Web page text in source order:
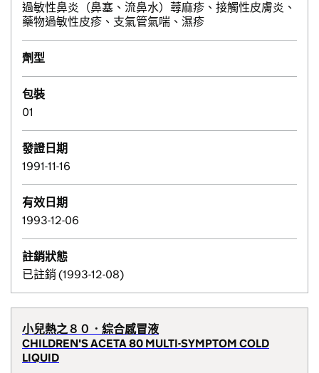
過敏性鼻炎（鼻塞、流鼻水）蕁麻疹、接觸性皮膚炎、
藥物過敏性皮疹、支氣管氣喘、濕疹
劑型
包裝
01
發證日期
1991-11-16
有效日期
1993-12-06
註銷狀態
已註銷 (1993-12-08)
小兒熱之８０．綜合感冒液
CHILDREN'S ACETA 80 MULTI-SYMPTOM COLD
LIQUID